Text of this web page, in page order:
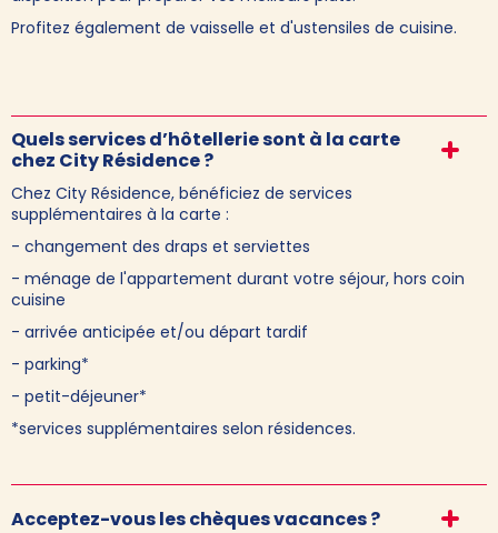
Profitez également de vaisselle et d'ustensiles de cuisine.
Quels services d’hôtellerie sont à la carte
chez City Résidence ?
Chez City Résidence, bénéficiez de services
supplémentaires à la carte :
- changement des draps et serviettes
- ménage de l'appartement durant votre séjour, hors coin
cuisine
- arrivée anticipée et/ou départ tardif
- parking*
- petit-déjeuner*
*services supplémentaires selon résidences.
Acceptez-vous les chèques vacances ?